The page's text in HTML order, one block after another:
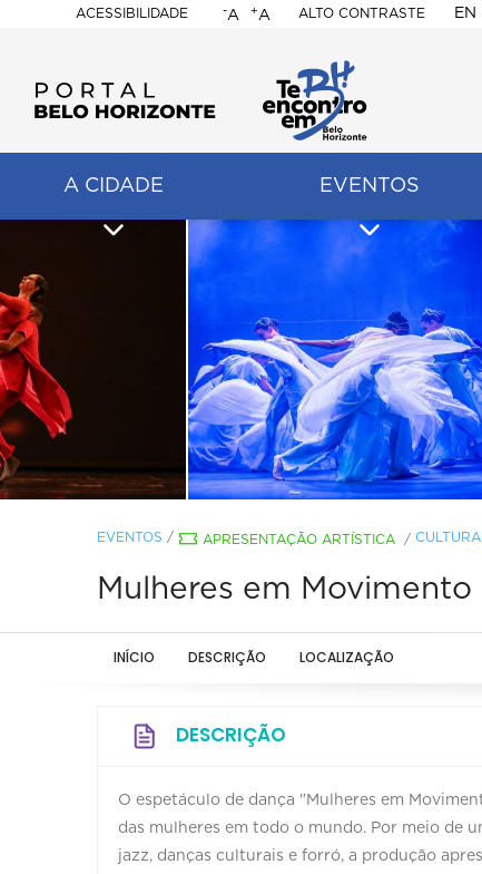
ACESSIBILIDADE
BELO
HORIZONTE
-A +A ALTO CONTRASTE EN
A CIDADE EVENTOS
EVENTOS / APRESENTAÇÃO ARTÍSTICA / CULTURAL
Mulheres em Movimento
INÍCIO DESCRIÇÃO LOCALIZAÇÃO
DESCRIÇÃO
O espetáculo de dança "Mulheres em
das mulheres em todo o mundo. Por meio de
jazz, danças culturais e forró, a produção